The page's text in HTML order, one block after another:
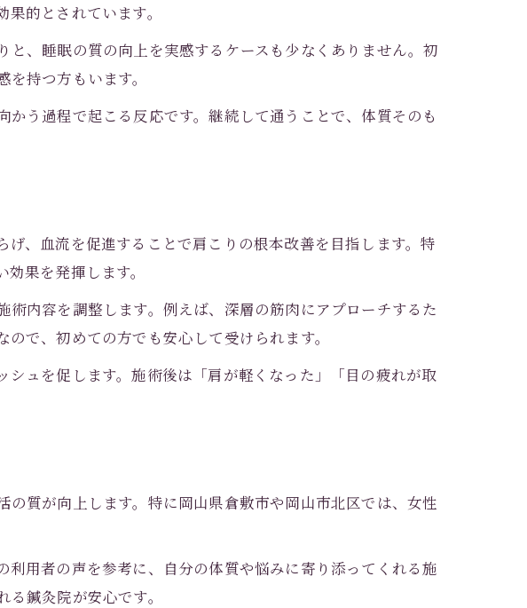
解説
目安
法
的とされています。
、睡眠の質の向上を実感するケースも少なくありません。初
持つ方もいます。
う過程で起こる反応です。継続して通うことで、体質そのも
、血流を促進することで肩こりの根本改善を目指します。特
果を発揮します。
内容を調整します。例えば、深層の筋肉にアプローチするた
で、初めての方でも安心して受けられます。
ュを促します。施術後は「肩が軽くなった」「目の疲れが取
質が向上します。特に岡山県倉敷市や岡山市北区では、女性
用者の声を参考に、自分の体質や悩みに寄り添ってくれる施
鍼灸院が安心です。